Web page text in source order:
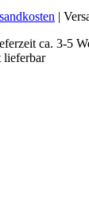
|
ca. 3-5
lieferbar